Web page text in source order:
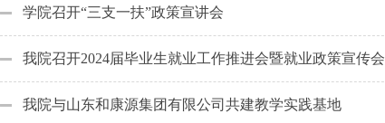
学院召开“三支一扶”政策宣讲会
我院召开2024届毕业生就业工作推进会暨就业政策宣传会
我院与山东和康源集团有限公司共建教学实践基地